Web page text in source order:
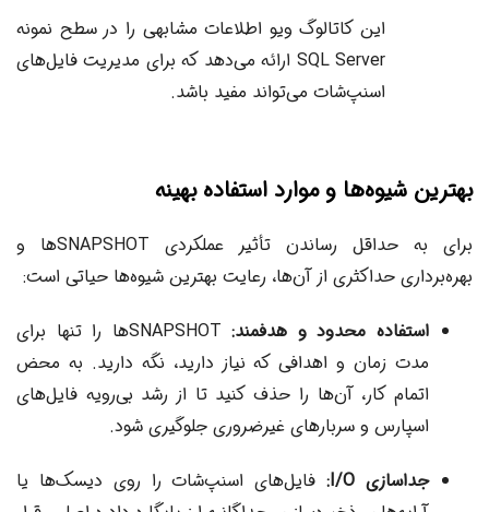
این کاتالوگ ویو اطلاعات مشابهی را در سطح نمونه
SQL Server ارائه می‌دهد که برای مدیریت فایل‌های
اسنپ‌شات می‌تواند مفید باشد.
بهترین شیوه‌ها و موارد استفاده بهینه
برای به حداقل رساندن تأثیر عملکردی SNAPSHOTها و
بهره‌برداری حداکثری از آن‌ها، رعایت بهترین شیوه‌ها حیاتی است:
استفاده محدود و هدفمند:
SNAPSHOTها را تنها برای
مدت زمان و اهدافی که نیاز دارید، نگه دارید. به محض
اتمام کار، آن‌ها را حذف کنید تا از رشد بی‌رویه فایل‌های
اسپارس و سربارهای غیرضروری جلوگیری شود.
جداسازی I/O:
فایل‌های اسنپ‌شات را روی دیسک‌ها یا